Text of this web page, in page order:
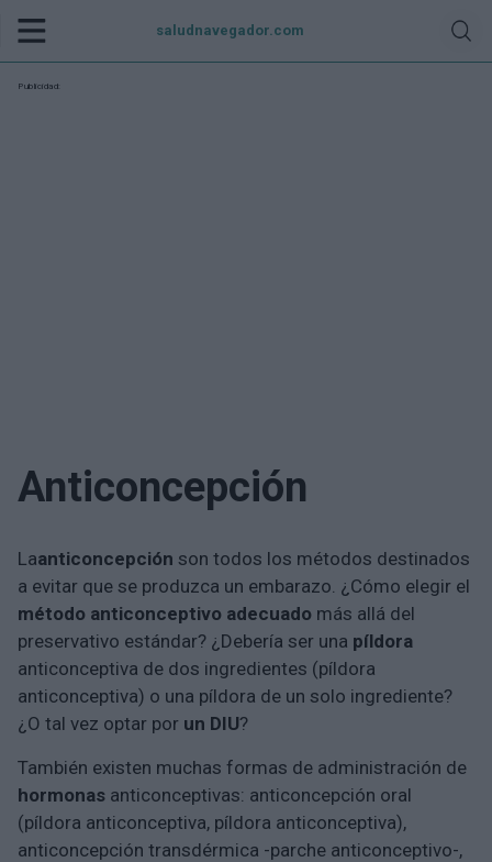
saludnavegador.com
Publicidad:
Anticoncepción
Laanticoncepción son todos los métodos destinados
a evitar que se produzca un embarazo. ¿Cómo elegir el
método anticonceptivo adecuado más allá del
preservativo estándar? ¿Debería ser una píldora
anticonceptiva de dos ingredientes (píldora
anticonceptiva) o una píldora de un solo ingrediente?
¿O tal vez optar por un DIU?
También existen muchas formas de administración de
hormonas anticonceptivas: anticoncepción oral
(píldora anticonceptiva, píldora anticonceptiva),
anticoncepción transdérmica -parche anticonceptivo-,